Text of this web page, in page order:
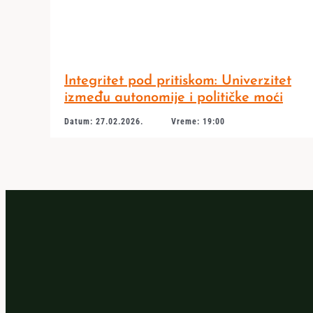
Integritet pod pritiskom: Univerzitet
između autonomije i političke moći
Datum: 27.02.2026. Vreme: 19:00